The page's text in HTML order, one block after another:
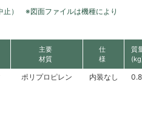
） ※図面ファイルは機種により
主要
材質
仕
様
質
ポリプロピレン 内装なし